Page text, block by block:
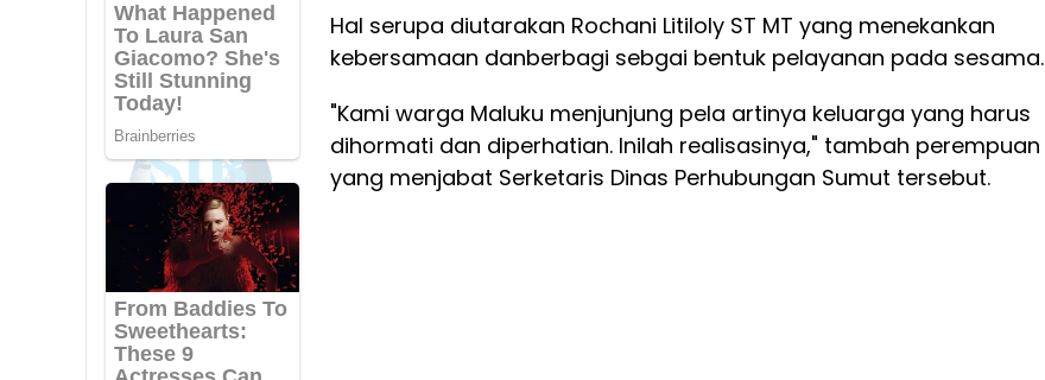
Hal serupa diutarakan Rochani Litiloly ST MT yang menekankan
kebersamaan danberbagi sebgai bentuk pelayanan pada sesama.
"Kami warga Maluku menjunjung pela artinya keluarga yang harus
dihormati dan diperhatian. Inilah realisasinya," tambah perempuan
yang menjabat Serketaris Dinas Perhubungan Sumut tersebut.